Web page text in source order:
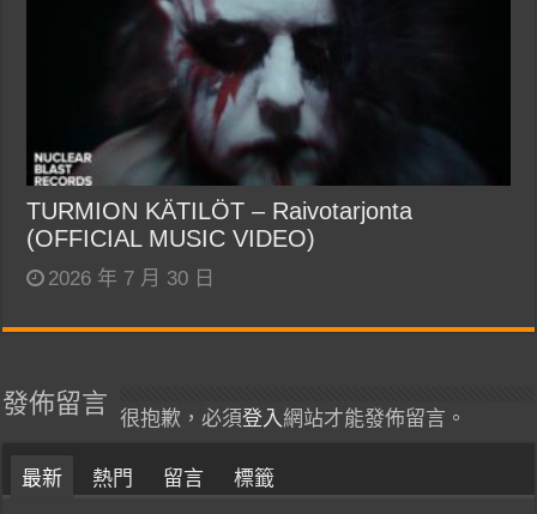
TURMION KÄTILÖT – Raivotarjonta
(OFFICIAL MUSIC VIDEO)
2026 年 7 月 30 日
發佈留言
很抱歉，必須登入網站才能發佈留言。
最新 熱門 留言 標籤